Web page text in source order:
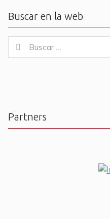
Buscar en la web
for:
Buscar
Partners